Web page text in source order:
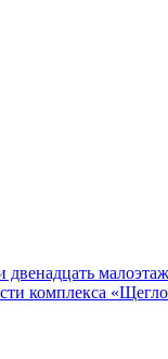
двенадцать
комплекса